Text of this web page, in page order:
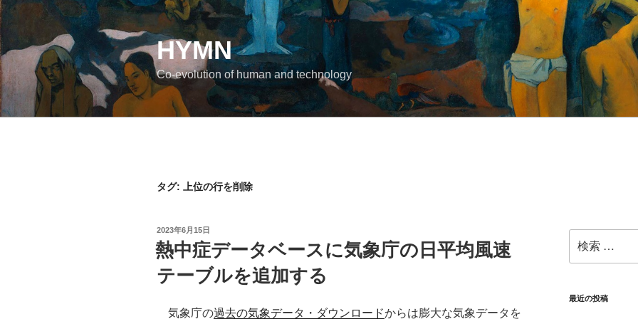
コ
ン
テ
ン
ツ
へ
ス
HYMN
Co-evolution of human and technology
タグ: 上位の行を削除
投
稿
日:
2023年6月15日
熱中症データベースに気象庁の日平均風速
テーブルを追加する
気象庁の過去の気象データ・ダウンロードからは膨大な気象データを
索:
最近の投稿